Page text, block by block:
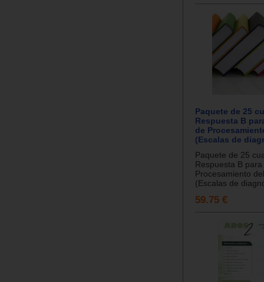
Paquete de 25
Respuesta B
de
(Escalas de
Paquete de 25
Respuesta B
Procesamiento
(Escalas de
59.75 €